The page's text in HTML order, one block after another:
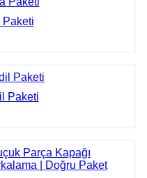
Paketi
Paketi